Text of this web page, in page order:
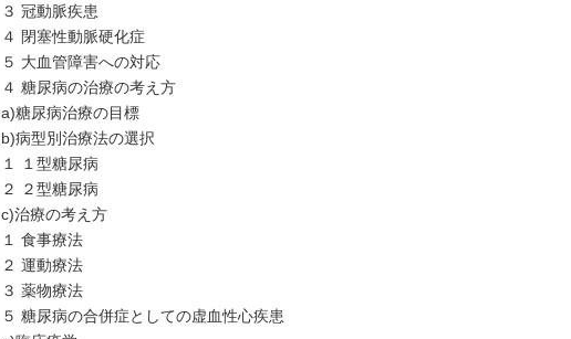
３ 冠動脈疾患
４ 閉塞性動脈硬化症
５ 大血管障害への対応
４ 糖尿病の治療の考え方
a)糖尿病治療の目標
b)病型別治療法の選択
１ １型糖尿病
２ ２型糖尿病
c)治療の考え方
１ 食事療法
２ 運動療法
３ 薬物療法
５ 糖尿病の合併症としての虚血性心疾患